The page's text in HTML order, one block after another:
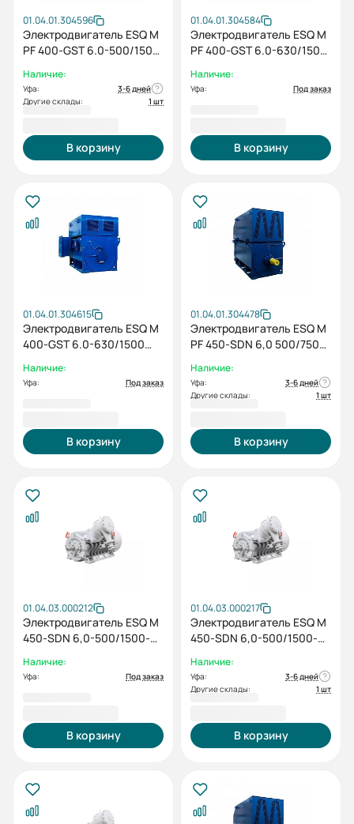
01.04.01.304596
Электродвигатель ESQ M
PF 400-GST 6.0-500/1500
Наличие:
Уфа:
3-6 дней
Другие склады:
1 шт
В корзину
01.04.01.304584
Электродвигатель ESQ M
PF 400-GST 6.0-630/1500
Наличие:
Уфа: Под заказ
В корзину
01.04.01.304615
Электродвигатель ESQ M
400-GST 6.0-630/1500
Наличие:
Уфа: Под заказ
В корзину
01.04.01.304478
Электродвигатель ESQ M
PF 450-SDN 6,0 500/750
Наличие:
Уфа:
3-6 дней
Другие склады:
1 шт
В корзину
01.04.03.000212
Электродвигатель ESQ M
450-SDN 6,0-500/1500-
IM1001
Наличие:
Уфа: Под заказ
В корзину
01.04.03.000217
Электродвигатель ESQ M
450-SDN 6,0-500/1500-
IM1001
Наличие:
Уфа:
3-6 дней
Другие склады:
1 шт
В корзину